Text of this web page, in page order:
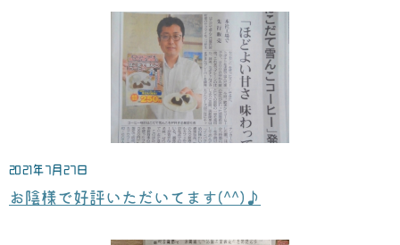
2021年7月27日
お陰様で好評いただいてます(^^)♪